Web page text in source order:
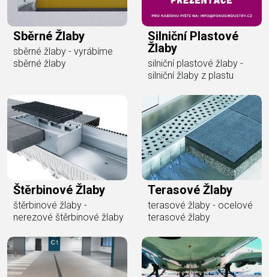
Sběrné Žlaby
sběrné žlaby - vyrábíme
sběrné žlaby
Silniční Plastové
Žlaby
silniční plastové žlaby -
silniční žlaby z plastu
Štěrbinové Žlaby
štěrbinové žlaby -
nerezové štěrbinové žlaby
Terasové Žlaby
terasové žlaby - ocelové
terasové žlaby